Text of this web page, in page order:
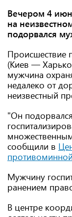
Вечером 4
на
подорвался
Происшествие
(Киев —
мужчина
недалеко от
неизвестный
"Он
сообщили в
Мужчину
ранением
В центре